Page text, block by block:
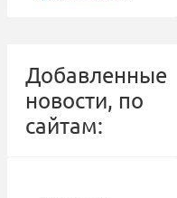
Добавленные
новости, по
сайтам: